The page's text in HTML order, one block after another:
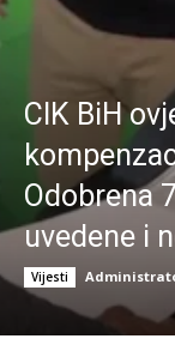
CIK BiH
Odobrena
uvedene i
Vijesti